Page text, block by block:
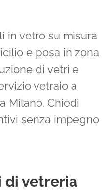
in vetro su misura
e posa in zona
di vetri e
vetraio a
Milano. Chiedi
senza impegno
di vetreria